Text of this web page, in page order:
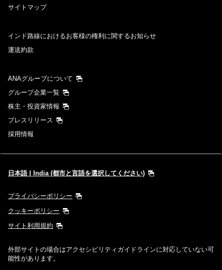
サイトマップ
インド路線におけるお客様の権利に関するお知らせ
運送約款
ANAグループについて
グループ企業一覧
株主・投資家情報
プレスリリース
採用情報
日本語 | India (都市と言語を選択してください)
プライバシーポリシー
クッキーポリシー
サイト利用規約
外部サイトの場合はアクセシビリティガイドラインに対応していない可
能性があります。